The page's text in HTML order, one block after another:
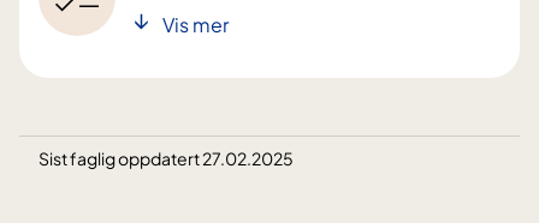
Vis mer
Sist faglig oppdatert 27.02.2025